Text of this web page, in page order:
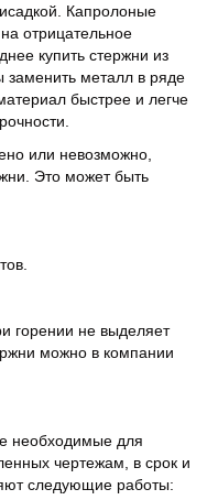
Капролоные
отрицательное
купить стержни из
заменить металл в ряде
быстрее и легче
или невозможно,
Это может быть
горении не выделяет
можно в компании
необходимые для
чертежам, в срок и
следующие работы: